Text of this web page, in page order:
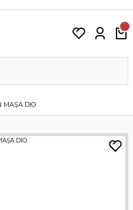
MAŞA DIO